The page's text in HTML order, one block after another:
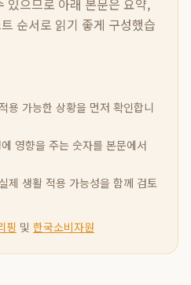
있으므로 아래 본문은 요약,
순서로 읽기 좋게 구성했습
용 가능한 상황을 먼저 확인합니
영향을 주는 숫자를 본문에서
제 생활 적용 가능성을 함께 검토
핑 및 한국소비자원